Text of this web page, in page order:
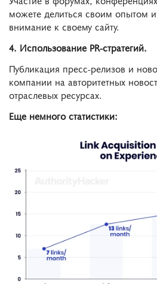
можете делиться своим опытом
внимание к своему сайту.
4. Использование PR-стратегий.
Публикация пресс-релизов и
компании на авторитетных
отраслевых ресурсах.
Еще немного статистики: